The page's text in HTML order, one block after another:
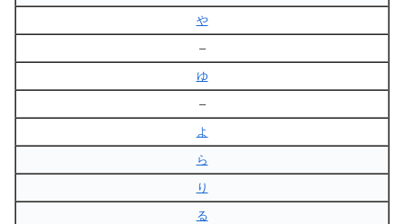
や
–
ゆ
–
よ
ら
り
る